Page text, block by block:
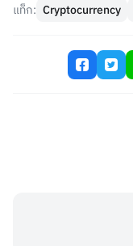
แท็ก: Cryptocurrency